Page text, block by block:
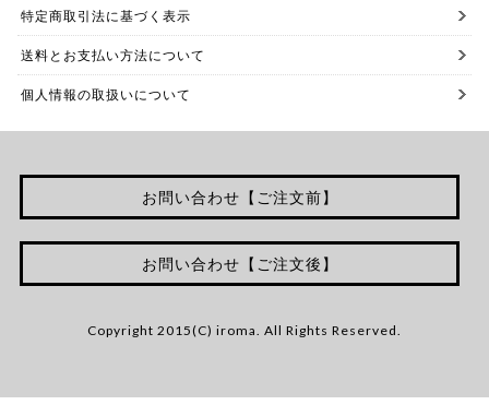
特定商取引法に基づく表示
送料とお支払い方法について
個人情報の取扱いについて
お問い合わせ【ご注文前】
お問い合わせ【ご注文後】
Copyright 2015(C) iroma. All Rights Reserved.